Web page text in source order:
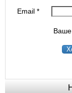
Email*